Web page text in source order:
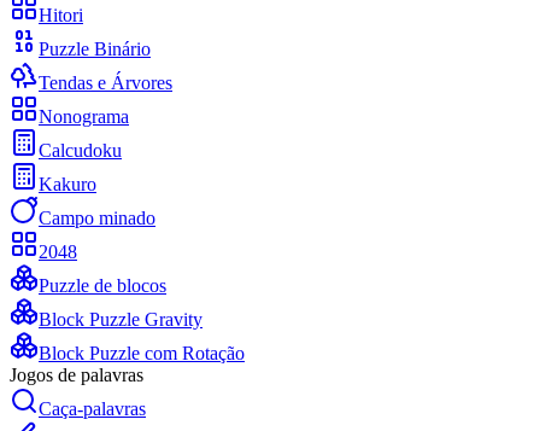
Hitori
Puzzle Binário
Tendas e Árvores
Nonograma
Calcudoku
Kakuro
Campo minado
2048
Puzzle de blocos
Block Puzzle Gravity
Block Puzzle com Rotação
Jogos de palavras
Caça-palavras